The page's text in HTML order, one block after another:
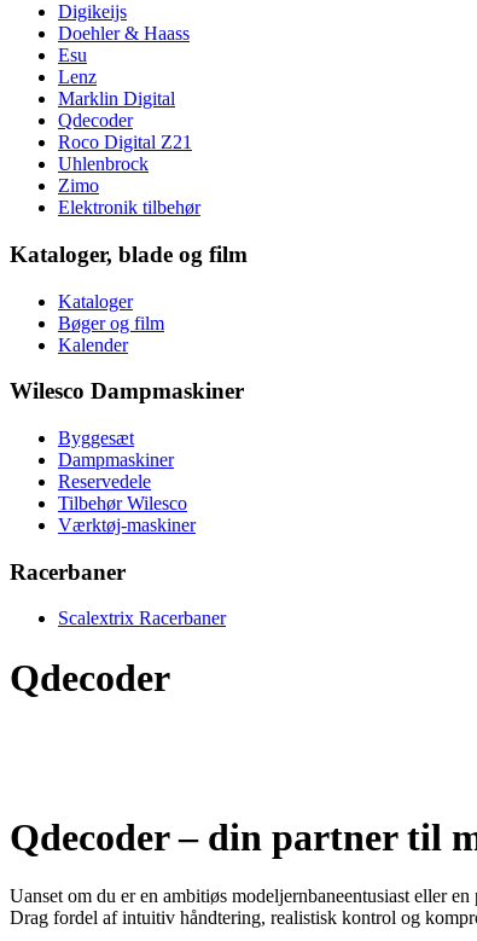
Digikeijs
Doehler & Haass
Esu
Lenz
Marklin Digital
Qdecoder
Roco Digital Z21
Uhlenbrock
Zimo
Elektronik tilbehør
Kataloger, blade og film
Kataloger
Bøger og film
Kalender
Wilesco Dampmaskiner
Byggesæt
Dampmaskiner
Reservedele
Tilbehør Wilesco
Værktøj-maskiner
Racerbaner
Scalextrix Racerbaner
Qdecoder
Qdecoder – din partner til
Uanset om du er en ambitiøs modeljernbaneentusiast eller
Drag fordel af intuitiv håndtering, realistisk kontrol og